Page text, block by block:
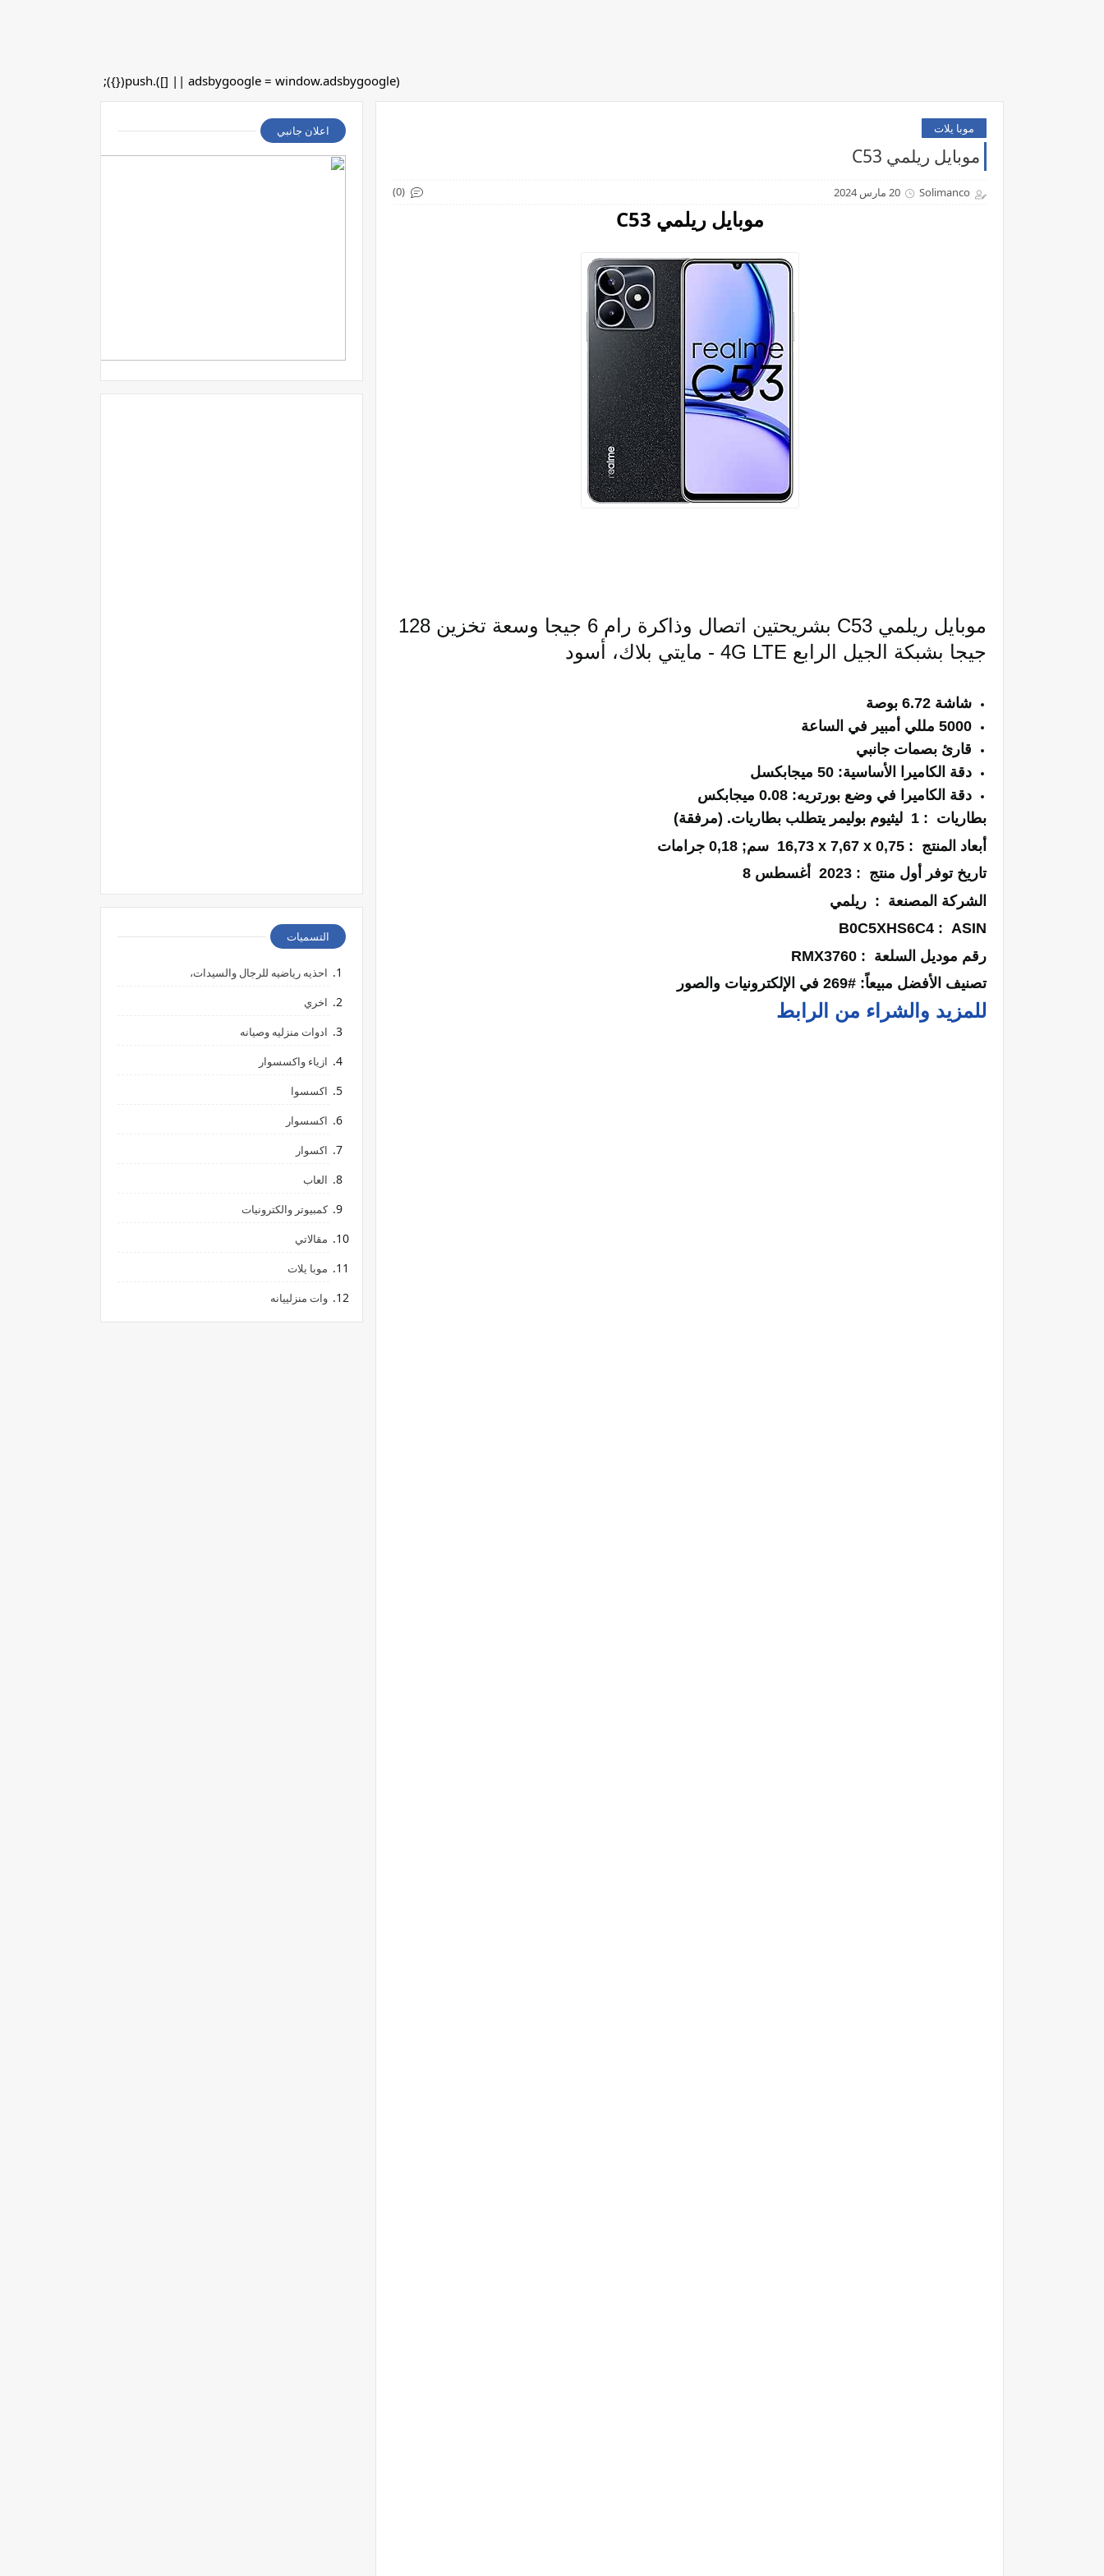
(adsbygoogle = window.adsbygoogle || []).push({});
موبا يلات
موبايل ريلمي C53
Solimanco 20 مارس 2024 (0)
موبايل ريلمي C53
موبايل ريلمي C53 بشريحتين اتصال وذاكرة رام 6 جيجا وسعة تخزين 128
جيجا بشبكة الجيل الرابع 4G LTE - مايتي بلاك، أسود
شاشة 6.72 بوصة
5000 مللي أمبير في الساعة
قارئ بصمات جانبي
دقة الكاميرا الأساسية: 50 ميجابكسل
دقة الكاميرا في وضع بورتريه: 0.08 ميجابكس
بطاريات ‏ : ‎ 1 ليثيوم بوليمر يتطلب بطاريات. (مرفقة)
أبعاد المنتج ‏ : ‎ 16,73 x 7,67 x 0,75 سم; 0,18 جرامات
تاريخ توفر أول منتج ‏ : ‎ 2023 أغسطس 8
الشركة المصنعة ‏ : ‎ ريلمي
ASIN ‏ : ‎
B0C5XHS6C4
رقم موديل السلعة ‏ : ‎ RMX3760
تصنيف الأفضل مبيعاً: #269 في الإلكترونيات والصور
للمزيد والشراء من الرابط
اعلان جانبي
التسميات
احذيه رياضيه للرجال والسيدات،
اخري
ادوات منزليه وصيانه
ازياء واكسسوار
اكسسوا
اكسسوار
اكسوار
العاب
كمبيوتر والكترونيات
مقالاتي
موبا يلات
وات منزلييانه